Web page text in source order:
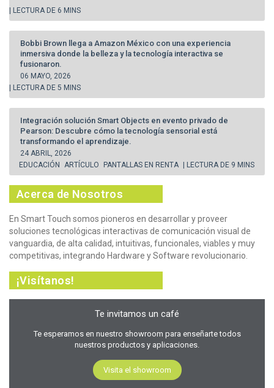
| LECTURA DE 6 MINS
Bobbi Brown llega a Amazon México con una experiencia
inmersiva donde la belleza y la tecnología interactiva se
fusionaron.
06 MAYO, 2026
| LECTURA DE 5 MINS
Integración solución Smart Objects en evento privado de
Pearson: Descubre cómo la tecnología sensorial está
transformando el aprendizaje.
24 ABRIL, 2026
EDUCACIÓN ARTÍCULO PANTALLAS EN RENTA | LECTURA DE 9 MINS
Acerca de Nosotros
En Smart Touch somos pioneros en desarrollar y proveer
soluciones tecnológicas interactivas de comunicación visual de
vanguardia, de alta calidad, intuitivas, funcionales, viables y muy
competitivas, integrando Hardware y Software revolucionario.
¡Visítanos!
Te invitamos un café
Te esperamos en nuestro showroom para enseñarte todos
nuestros productos y aplicaciones.
Visita el showroom